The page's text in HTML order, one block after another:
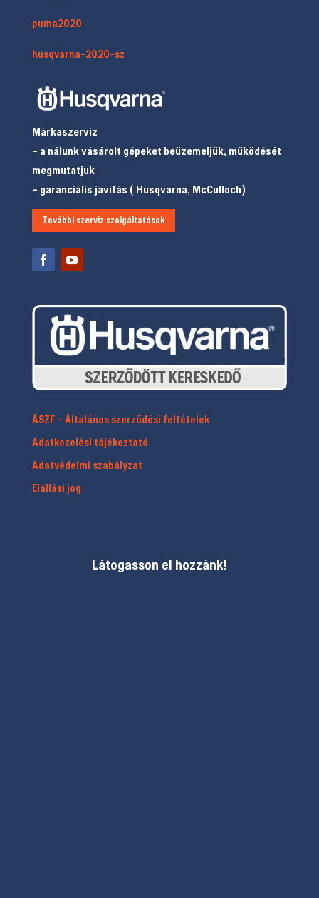
puma2020
husqvarna-2020-sz
Márkaszervíz
– a nálunk vásárolt gépeket beüzemeljük, működését
megmutatjuk
– garanciális javítás ( Husqvarna, McCulloch)
További szerviz szolgáltatások
ÁSZF – Általános szerződési feltételek
Adatkezelési tájékoztató
Adatvédelmi szabályzat
Elállási jog
Látogasson el hozzánk!